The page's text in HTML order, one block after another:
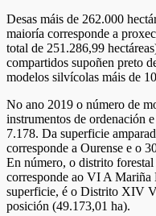
Desas máis de 262.000
maioría corresponde a
total de 251.286,99
compartidos supoñen preto
modelos silvícolas máis de
No ano 2019 o número de
instrumentos de ordenación
7.178. Da superficie
corresponde a Ourense e o
En número, o distrito
corresponde ao VI A Mariña
superficie, é o Distrito XIV
posición (49.173,01 ha).